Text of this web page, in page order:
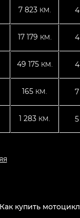
7 823 КМ. 4
17 179 КМ. 4
49 175 КМ. 4
165 КМ. 7
1 283 КМ. 5
Как купить мотоцикл